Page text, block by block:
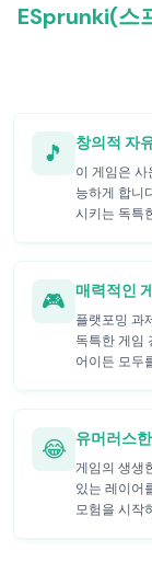
ESprunki(스
🎵 창의적 자
이 게임은
능하게 합니
시키는 독특
🎮 매력적인
플랫포밍 과
독특한 게임
어이든 모두
😂 유머러스
게임의 생생
있는 레이어
모험을 시작